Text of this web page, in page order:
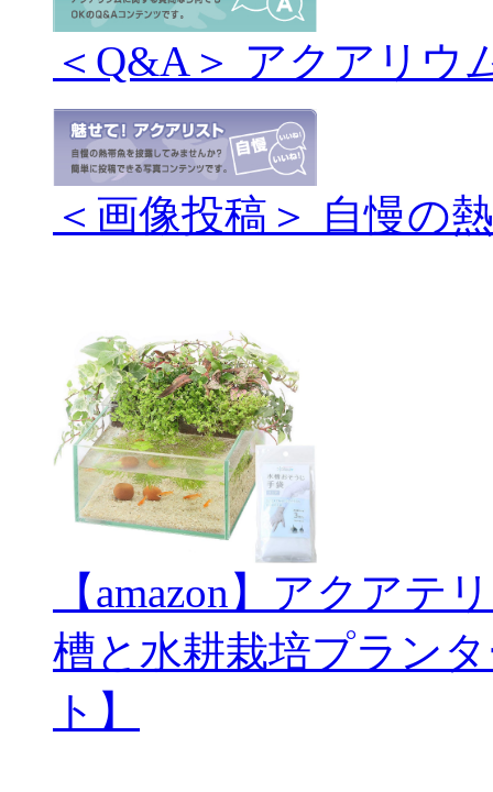
＜Q&A＞ アクアリウ
＜画像投稿＞ 自慢の
【amazon】アクアテ
槽と水耕栽培プラン
ト】